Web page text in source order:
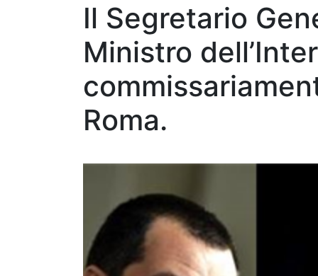
Il Segretario
Ministro
Roma.